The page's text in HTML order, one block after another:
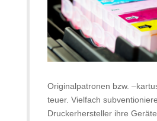
Originalpatronen bzw.
teuer. Vielfach
Druckerhersteller ihre